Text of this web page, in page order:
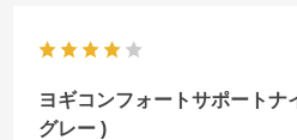
ヨギコンフォートサポートナ
グレー )